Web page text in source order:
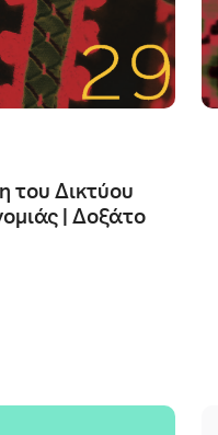
του Δικτύου
| Δοξάτο